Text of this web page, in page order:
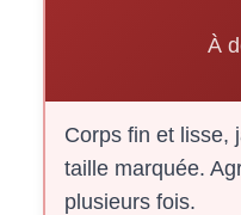
À
Corps fin et lisse,
taille marquée.
plusieurs fois.